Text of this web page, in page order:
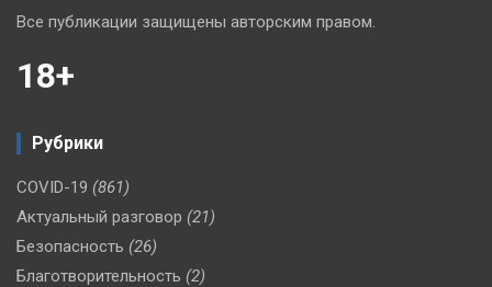
Все публикации защищены авторским правом.
18+
Рубрики
COVID-19 (861)
Актуальный разговор (21)
Безопасность (26)
Благотворительность (2)